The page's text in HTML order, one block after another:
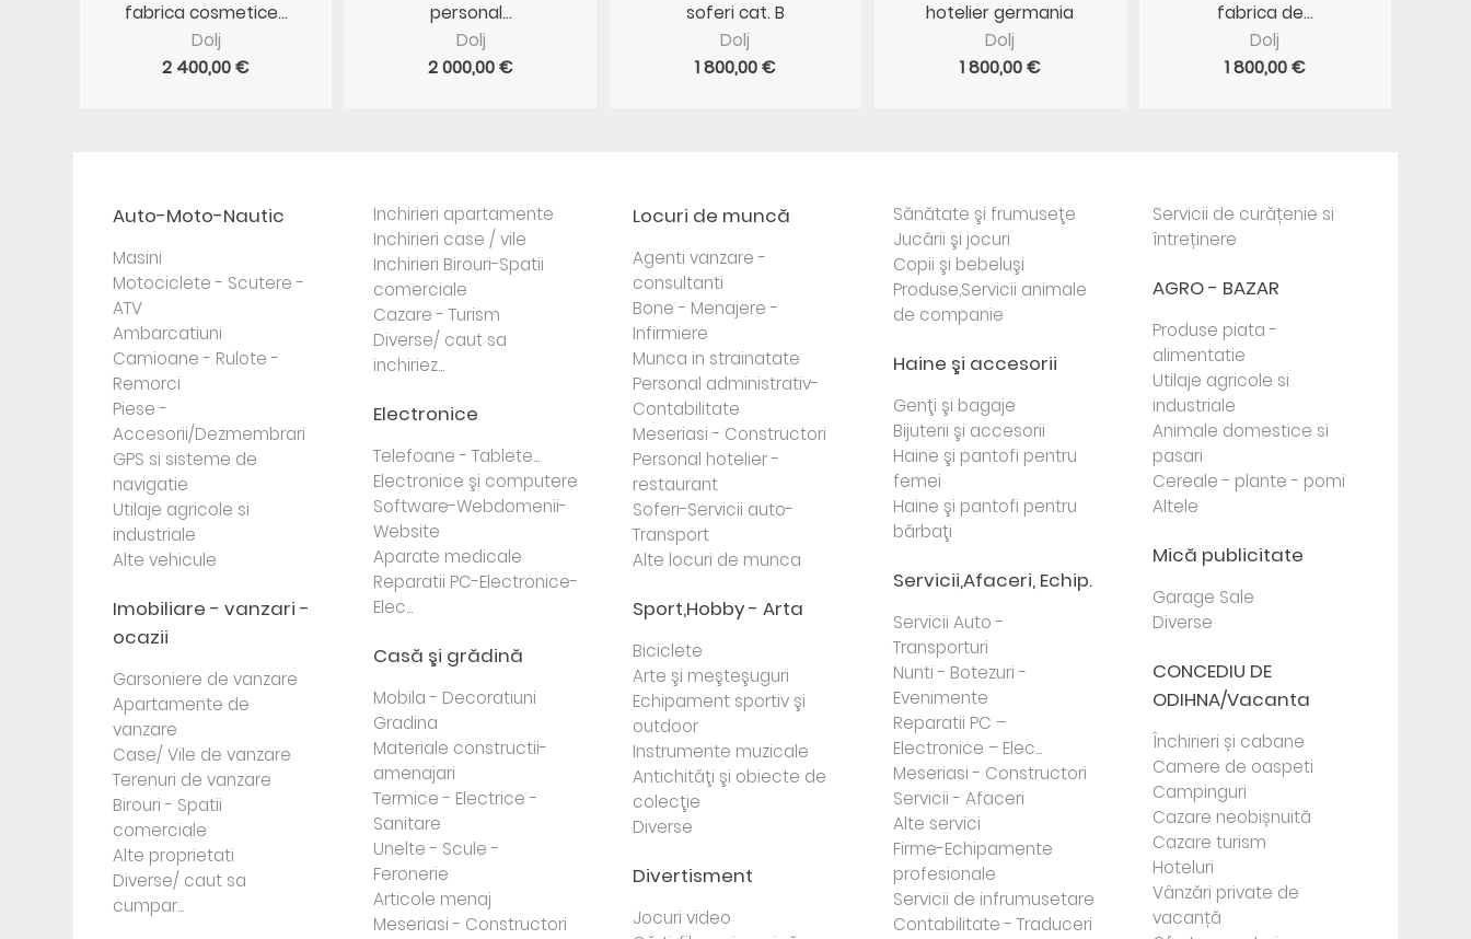
fabrica cosmetice...
Dolj
2 400,00 €
personal...
Dolj
2 000,00 €
soferi cat. B
Dolj
1 800,00 €
hotelier germania
Dolj
1 800,00 €
fabrica de...
Dolj
1 800,00 €
Auto-Moto-Nautic
Masini
Motociclete - Scutere -
ATV
Ambarcatiuni
Camioane - Rulote -
Remorci
Piese -
Accesorii/Dezmembrari
GPS si sisteme de
navigatie
Utilaje agricole si
industriale
Alte vehicule
Imobiliare - vanzari -
ocazii
Garsoniere de vanzare
Apartamente de
vanzare
Case/ Vile de vanzare
Terenuri de vanzare
Birouri - Spatii
comerciale
Alte proprietati
Diverse/ caut sa
cumpar...
Inchirieri apartamente
Inchirieri case / vile
Inchirieri Birouri-Spatii
comerciale
Cazare - Turism
Diverse/ caut sa
inchiriez...
Electronice
Telefoane - Tablete...
Electronice şi computere
Software-Webdomenii-
Website
Aparate medicale
Reparatii PC-Electronice-
Elec...
Casă şi grădină
Mobila - Decoratiuni
Gradina
Materiale constructii-
amenajari
Termice - Electrice -
Sanitare
Unelte - Scule -
Feronerie
Articole menaj
Meseriasi - Constructori
Locuri de muncă
Agenti vanzare -
consultanti
Bone - Menajere -
Infirmiere
Munca in strainatate
Personal administrativ-
Contabilitate
Meseriasi - Constructori
Personal hotelier -
restaurant
Soferi-Servicii auto-
Transport
Alte locuri de munca
Sport,Hobby - Arta
Biciclete
Arte şi meşteşuguri
Echipament sportiv şi
outdoor
Instrumente muzicale
Antichităţi şi obiecte de
colecţie
Diverse
Divertisment
Jocuri video
Sănătate şi frumuseţe
Jucării şi jocuri
Copii şi bebeluşi
Produse,Servicii animale
de companie
Haine şi accesorii
Genţi şi bagaje
Bijuterii şi accesorii
Haine şi pantofi pentru
femei
Haine şi pantofi pentru
bărbaţi
Servicii,Afaceri, Echip.
Servicii Auto -
Transporturi
Nunti - Botezuri -
Evenimente
Reparatii PC –
Electronice – Elec...
Meseriasi - Constructori
Servicii - Afaceri
Alte servici
Firme-Echipamente
profesionale
Servicii de infrumusetare
Contabilitate - Traduceri
Servicii de curățenie si
întreținere
AGRO - BAZAR
Produse piata -
alimentatie
Utilaje agricole si
industriale
Animale domestice si
pasari
Cereale - plante - pomi
Altele
Mică publicitate
Garage Sale
Diverse
CONCEDIU DE
ODIHNA/Vacanta
Închirieri și cabane
Camere de oaspeti
Campinguri
Cazare neobișnuită
Cazare turism
Hoteluri
Vânzări private de
vacanță